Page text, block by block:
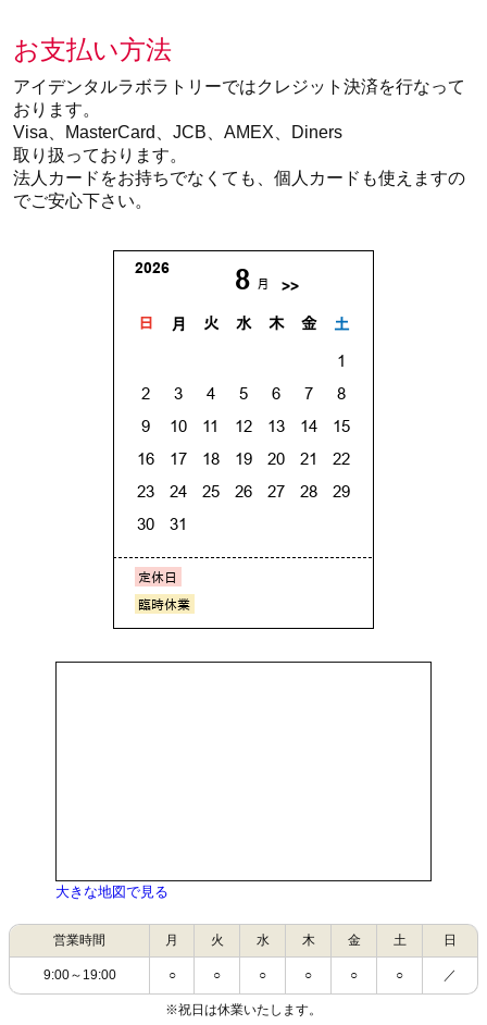
お支払い方法
アイデンタルラボラトリーではクレジット決済を行なって
おります。
Visa、MasterCard、JCB、AMEX、Diners
取り扱っております。
法人カードをお持ちでなくても、個人カードも使えますの
でご安心下さい。
大きな地図で見る
営業時間 月 火 水 木 金 土 日
9:00～19:00 ○ ○ ○ ○ ○ ○ ／
※祝日は休業いたします。